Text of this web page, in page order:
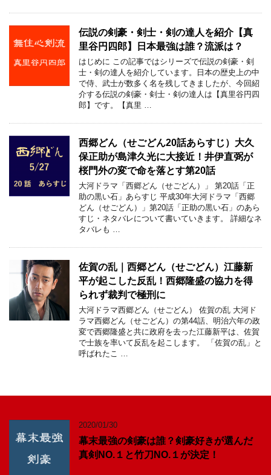
伝説の剣豪・剣士・剣の達人を紹介【真
里谷円四郎】日本最強は誰？流派は？
はじめに この記事ではシリーズで伝説の剣豪・剣
士・剣の達人を紹介しています。日本の歴史上の中
で侍、武士が数多く名を残してきましたが、今回紹
介する伝説の剣豪・剣士・剣の達人は【真里谷円四
郎】です。【真里 …
西郷どん（せごどん20話あらすじ）大久
保正助が島津久光に大接近！井伊直弼が
桜門外の変で命を落とす第20話
大河ドラマ「西郷どん（せごどん）」 第20話「正
助の黒い石」あらすじ 平成30年大河ドラマ「西郷
どん（せごどん）」第20話「正助の黒い石」のあら
すじ・ネタバレについて書いていきます。 詳細なネ
タバレも …
佐賀の乱｜西郷どん（せごどん）江藤新
平が起こした反乱！西郷隆盛の協力を得
られず裁判で極刑に
大河ドラマ西郷どん（せごどん） 佐賀の乱 大河ド
ラマ西郷どん（せごどん）の第44話、明治六年の政
変で西郷隆盛と共に政府を去った江藤新平は、佐賀
で士族を率いて反乱を起こします。 「佐賀の乱」と
呼ばれたこ …
2020/01/30
幕末最強の剣豪は誰？剣豪好きが選んだ
真剣NO.１と竹刀NO.１が決定！